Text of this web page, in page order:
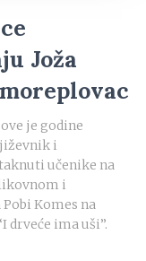
Joža
je godine
i
učenike na
i
Komes na
drveće ima uši”.